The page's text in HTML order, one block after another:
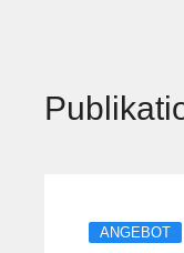
ANGEBOT